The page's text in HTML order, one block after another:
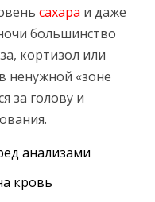
сахара и даже
большинство
кортизол или
ненужной «зоне
за голову и
анализами
кровь